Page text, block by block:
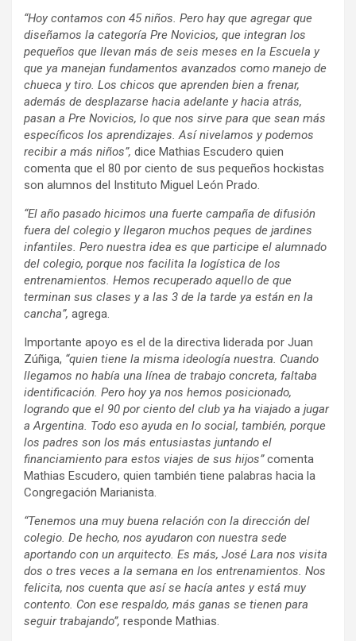
“Hoy contamos con 45 niños. Pero hay que agregar que
diseñamos la categoría Pre Novicios, que integran los
pequeños que llevan más de seis meses en la Escuela y
que ya manejan fundamentos avanzados como manejo de
chueca y tiro. Los chicos que aprenden bien a frenar,
además de desplazarse hacia adelante y hacia atrás,
pasan a Pre Novicios, lo que nos sirve para que sean más
específicos los aprendizajes. Así nivelamos y podemos
recibir a más niños”, dice Mathias Escudero quien
comenta que el 80 por ciento de sus pequeños hockistas
son alumnos del Instituto Miguel León Prado.
“El año pasado hicimos una fuerte campaña de difusión
fuera del colegio y llegaron muchos peques de jardines
infantiles. Pero nuestra idea es que participe el alumnado
del colegio, porque nos facilita la logística de los
entrenamientos. Hemos recuperado aquello de que
terminan sus clases y a las 3 de la tarde ya están en la
cancha”, agrega.
Importante apoyo es el de la directiva liderada por Juan
Zúñiga, “quien tiene la misma ideología nuestra. Cuando
llegamos no había una línea de trabajo concreta, faltaba
identificación. Pero hoy ya nos hemos posicionado,
logrando que el 90 por ciento del club ya ha viajado a jugar
a Argentina. Todo eso ayuda en lo social, también, porque
los padres son los más entusiastas juntando el
financiamiento para estos viajes de sus hijos”comenta
Mathias Escudero, quien también tiene palabras hacia la
Congregación Marianista.
“Tenemos una muy buena relación con la dirección del
colegio. De hecho, nos ayudaron con nuestra sede
aportando con un arquitecto. Es más, José Lara nos visita
dos o tres veces a la semana en los entrenamientos. Nos
felicita, nos cuenta que así se hacía antes y está muy
contento. Con ese respaldo, más ganas se tienen para
seguir trabajando”, responde Mathias.